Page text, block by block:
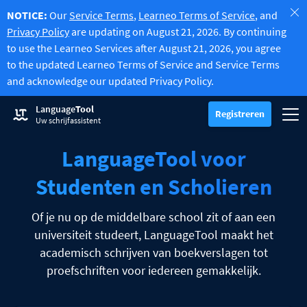
NOTICE: Our Service Terms, Learneo Terms of Service, and
Privacy Policyare updating on August 21, 2026. By continuing
to use the Learneo Services after August 21, 2026, you agree
to the updated Learneo Terms of Service and Service Terms
and acknowledge our updated Privacy Policy.
LanguageTool
Uw schrijfassistent Registreren
Grammaticacontrole
Controleert uw tekst op grammaticafouten en helpt de juiste
Probeer de Spellingscontrole
Hiermee kunt u elke zin naar wens laten herschrijven.
Ontdek Premium
Profiteer en ontvang onbeperkte herschrijvingen en nog veel
Activeer alle Premium functies
Verken onze GDPR-conforme oplossingen voor foutloze
Lees meer
Extensies
Controleert uw tekst op grammaticafouten en helpt de juiste toon
Submenu in- of uitschakelen
Extensies voor browsers
Submenu in- of uitschakelen
E-mailextensies
Registreren Log in
LanguageTool voor
Studenten en Scholieren
Of je nu op de middelbare school zit of aan een
universiteit studeert, LanguageTool maakt het
academisch schrijven van boekverslagen tot
proefschriften voor iedereen gemakkelijk.